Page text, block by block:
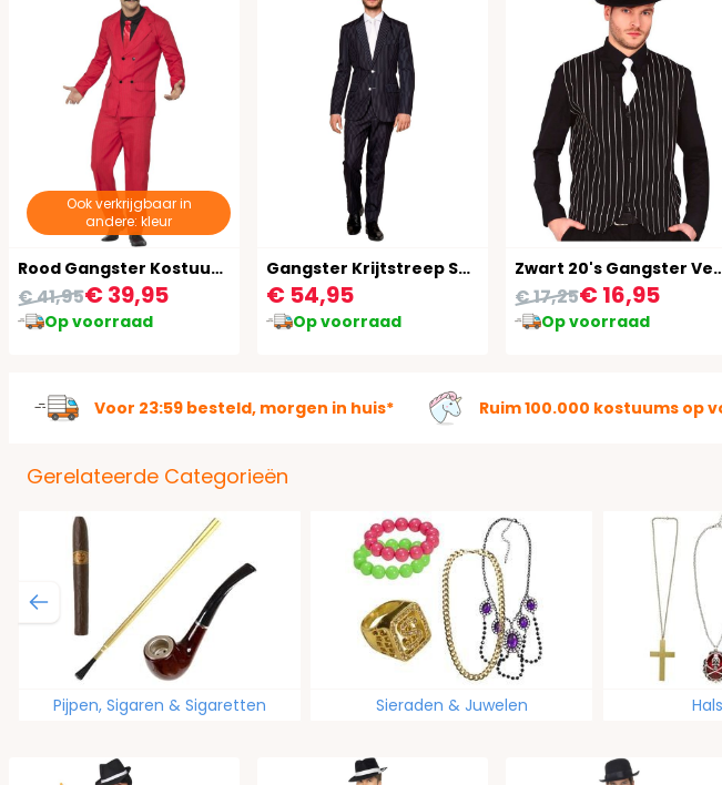
Ook verkrijgbaar in
andere: kleur
Rood Gangster Kostuum Heren
€ 39,95
€ 41,95
Op voorraad
Gangster Krijtstreep Suitmeister Kostuum
€ 54,95
Op voorraad
Zwart 20's
€ 16,95
€ 17,25
Op voorraad
Voor 23:59 besteld, morgen in huis* Ruim 100.000 kostuums op
Gerelateerde Categorieën
Pijpen, Sigaren & Sigaretten Sieraden & Juwelen